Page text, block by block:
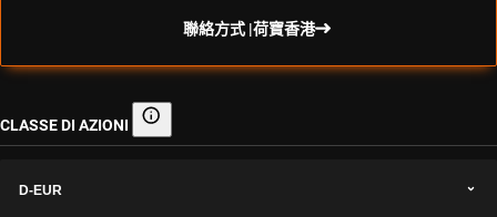
聯絡方式 |荷寶香港
CLASSE DI AZIONI Classe di azioni
D-EUR